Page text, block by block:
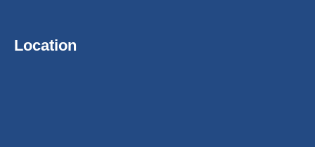
Location